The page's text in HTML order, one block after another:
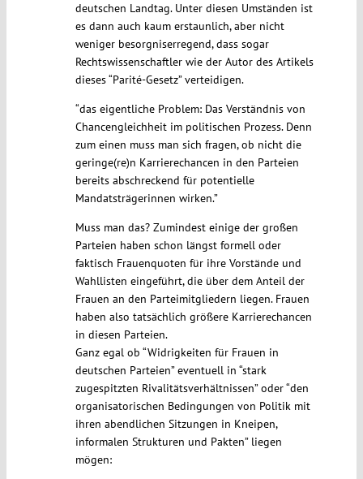
deutschen Landtag. Unter diesen Umständen ist
es dann auch kaum erstaunlich, aber nicht
weniger besorgniserregend, dass sogar
Rechtswissenschaftler wie der Autor des Artikels
dieses “Parité-Gesetz” verteidigen.
“das eigentliche Problem: Das Verständnis von
Chancengleichheit im politischen Prozess. Denn
zum einen muss man sich fragen, ob nicht die
geringe(re)n Karrierechancen in den Parteien
bereits abschreckend für potentielle
Mandatsträgerinnen wirken.”
Muss man das? Zumindest einige der großen
Parteien haben schon längst formell oder
faktisch Frauenquoten für ihre Vorstände und
Wahllisten eingeführt, die über dem Anteil der
Frauen an den Parteimitgliedern liegen. Frauen
haben also tatsächlich größere Karrierechancen
in diesen Parteien.
Ganz egal ob “Widrigkeiten für Frauen in
deutschen Parteien” eventuell in “stark
zugespitzten Rivalitätsverhältnissen” oder “den
organisatorischen Bedingungen von Politik mit
ihren abendlichen Sitzungen in Kneipen,
informalen Strukturen und Pakten” liegen
mögen: